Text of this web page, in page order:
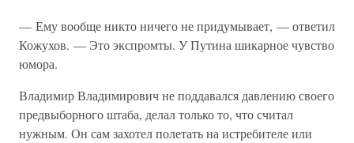
— Ему вообще никто ничего не придумывает, — ответил
Кожухов. — Это экспромты. У Путина шикарное чувство
юмора.
Владимир Владимирович не поддавался давлению своего
предвыборного штаба, делал только то, что считал
нужным. Он сам захотел полетать на истребителе или